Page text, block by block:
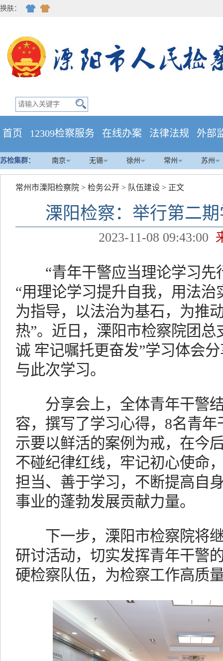
换肤：
首页 12309检察服务 在线办案 法律法规 外部
苏检集群： 南京 无锡 徐州 常州 苏州
常州市溧阳检察院 > 检务公开 > 队伍建设 > 正文
溧阳检察：举行第二
2023-11-08 09:43:00
“青年干警应当理论学习先
“用理论学习提升自我，用法治
为指导，以法治为基石，为推
热”。近日，溧阳市检察院团
诚 牢记嘱托更奋发”学习体会
与此次学习。
分享会上，全体青年干警结
容，撰写了学习心得，8名青
示要以鲜活的案例为戒，在今
不碰纪律红线，牢记初心使命
担当、善于学习，不断提高自
事业的蓬勃发展贡献力量。
下一步，溧阳市检察院将继
研讨活动，切实发挥青年干警
硬检察队伍，为检察工作高质